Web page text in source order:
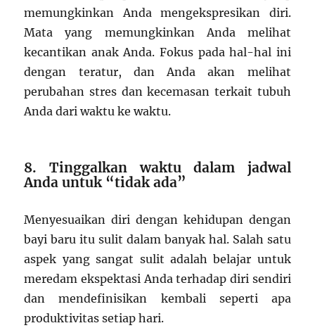
memungkinkan Anda mengekspresikan diri.
Mata yang memungkinkan Anda melihat
kecantikan anak Anda. Fokus pada hal-hal ini
dengan teratur, dan Anda akan melihat
perubahan stres dan kecemasan terkait tubuh
Anda dari waktu ke waktu.
8. Tinggalkan waktu dalam jadwal
Anda untuk “tidak ada”
Menyesuaikan diri dengan kehidupan dengan
bayi baru itu sulit dalam banyak hal. Salah satu
aspek yang sangat sulit adalah belajar untuk
meredam ekspektasi Anda terhadap diri sendiri
dan mendefinisikan kembali seperti apa
produktivitas setiap hari.